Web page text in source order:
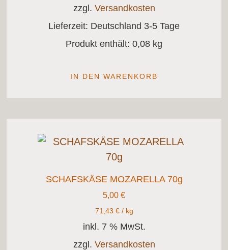
zzgl. Versandkosten
Lieferzeit: Deutschland 3-5 Tage
Produkt enthält: 0,08 kg
IN DEN WARENKORB
SCHAFSKÄSE MOZARELLA 70g
5,00 €
71,43 €/ kg
inkl. 7 % MwSt.
zzgl. Versandkosten